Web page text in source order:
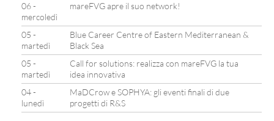
06 -
mercoledì
mareFVG apre il suo network!
05 -
martedì
Blue Career Centre of Eastern Mediterranean &
Black Sea
05 -
martedì
Call for solutions: realizza con mareFVG la tua
idea innovativa
04 -
lunedì
MaDCrow e SOPHYA: gli eventi finali di due
progetti di R&S